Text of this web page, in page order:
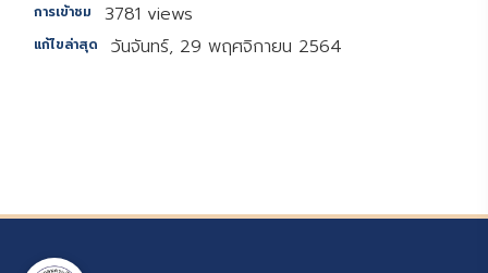
การเข้าชม 3781 views
แก้ไขล่าสุด วันจันทร์, 29 พฤศจิกายน 2564